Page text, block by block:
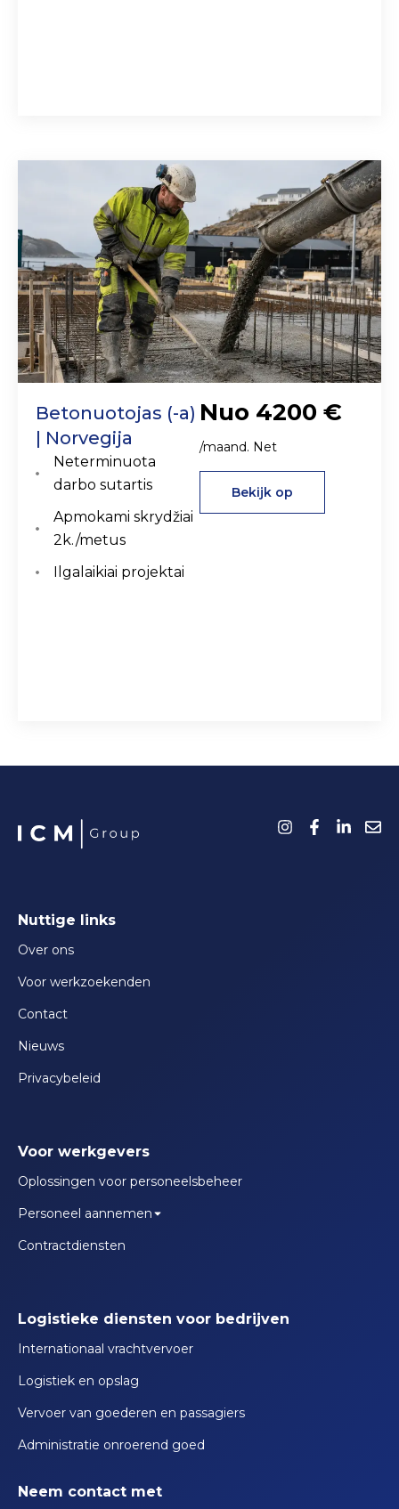
Betonuotojas (-a)
| Norvegija
Neterminuota
darbo sutartis
Apmokami skrydžiai
2k./metus
Ilgalaikiai projektai
Nuo 4200 €
/maand. Net
Bekijk op
Neem contact met
Nuttige links
Over ons
Voor werkzoekenden
Contact
Nieuws
Privacybeleid
Voor werkgevers
Oplossingen voor personeelsbeheer
Personeel aannemen
Contractdiensten
Logistieke diensten voor bedrijven
Internationaal vrachtvervoer
Logistiek en opslag
Vervoer van goederen en passagiers
Administratie onroerend goed